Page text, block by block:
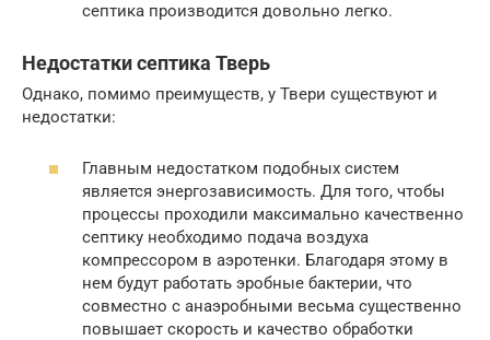
септика производится довольно легко.
Недостатки септика Тверь
Однако, помимо преимуществ, у Твери существуют и
недостатки:
Главным недостатком подобных систем
является энергозависимость. Для того, чтобы
процессы проходили максимально качественно
септику необходимо подача воздуха
компрессором в аэротенки. Благодаря этому в
нем будут работать эробные бактерии, что
совместно с анаэробными весьма существенно
повышает скорость и качество обработки